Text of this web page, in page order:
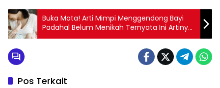
Buka Mata! Arti Mimpi Menggendong Bayi
Padahal Belum Menikah Ternyata Ini Artinya
Menurut Pakar
Pos Terkait